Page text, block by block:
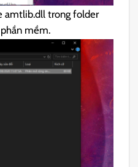
amtlib.dll trong folder
mềm.